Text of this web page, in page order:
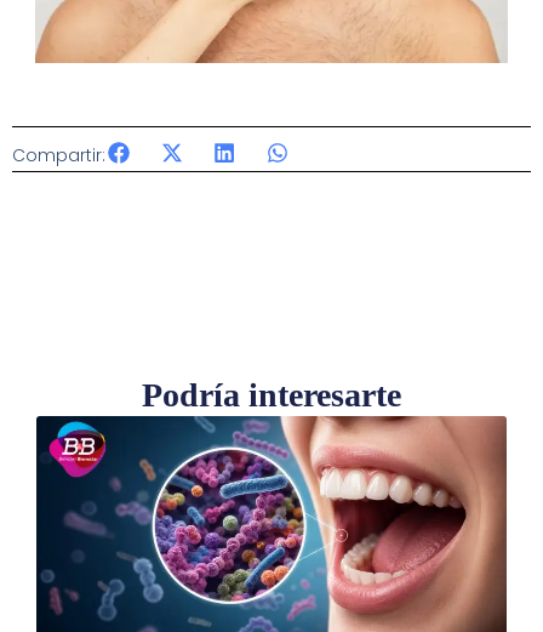
Compartir:
Podría interesarte